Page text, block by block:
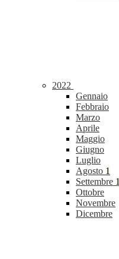
2022
Gennaio
Febbraio
Marzo
Aprile
Maggio
Giugno
Luglio
Agosto 1
Settembre 1
Ottobre
Novembre
Dicembre